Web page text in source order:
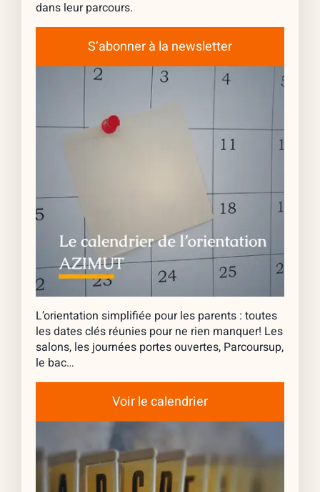
dans leur parcours.
S’abonner à la newsletter
L’orientation simplifiée pour les parents : toutes
les dates clés réunies pour ne rien manquer! Les
salons, les journées portes ouvertes, Parcoursup,
le bac…
Voir le calendrier